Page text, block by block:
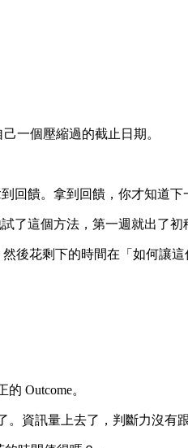
一個壓縮過的截止日期。
回饋。拿到回饋，你才知道下
這個方法，第一週就出了
後花剩下的時間在「如何讓這
Outcome。
資訊量上去了，判斷力沒有跟